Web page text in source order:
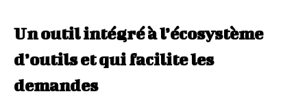
Un outil intégré à l’écosystème
d’outils et qui facilite les
demandes